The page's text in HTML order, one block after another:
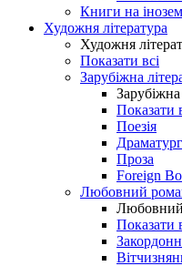
Книги на
Художня література
Художня
Показати всі
Зарубіжна
Зарубіжна
Показати
Поезія
Проза
Foreign
Любовний
Показати